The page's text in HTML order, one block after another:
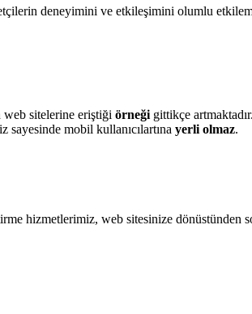
deneyimini ve etkileşimini olumlu
web sitelerine eriştiği örneği gittikçe
sayesinde mobil kullanıcılartına yerli olmaz.
hizmetlerimiz, web sitesinize dönüstünden